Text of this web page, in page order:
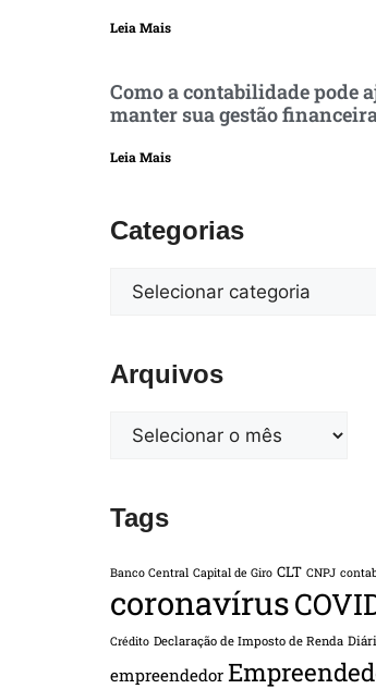
Leia Mais
Como a contabilidade pode
manter sua gestão
Leia Mais
Categorias
Arquivos
Tags
Banco Central Capital de Giro CLT CNPJ
coronavírus
Crédito Declaração de Imposto de Renda
empreendedor